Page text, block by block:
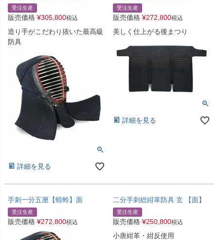
受注生産
販売価格 ¥305,800税込
造り手がこだわり抜いた最高級
防具
詳細を見る
受注生産
販売価格 ¥272,800税込
美しく仕上がる後まつり
詳細を見る
手刺一分五厘【蜻蛉】面
受注生産
販売価格 ¥272,800税込
二分手刺総紺革防具 玄 【面】
受注生産
販売価格 ¥250,800税込
小唐紺革・紺反使用